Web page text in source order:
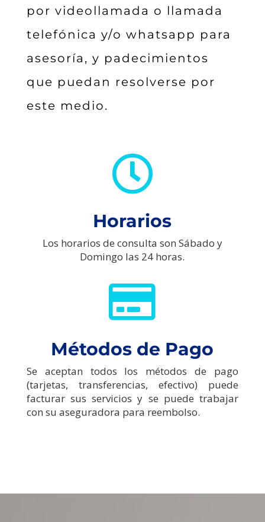
por videollamada o llamada
telefónica y/o whatsapp para
asesoría, y padecimientos
que puedan resolverse por
este medio.

Horarios
Los horarios de consulta son Sábado y
Domingo las 24 horas.

Métodos de Pago
Se aceptan todos los métodos de pago
(tarjetas, transferencias, efectivo) puede
facturar sus servicios y se puede trabajar
con su aseguradora para reembolso.